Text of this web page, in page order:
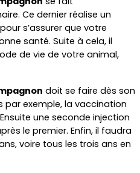
pour s’assurer que votre
santé. Suite à cela, il
de vie de votre animal,
doit se faire dès son
par exemple, la vaccination
une seconde injection
le premier. Enfin, il faudra
voire tous les trois ans en